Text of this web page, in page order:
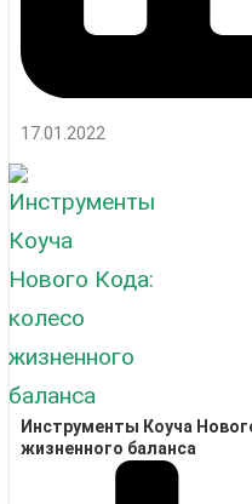
17.01.2022
Инструменты Коуча
жизненного баланса